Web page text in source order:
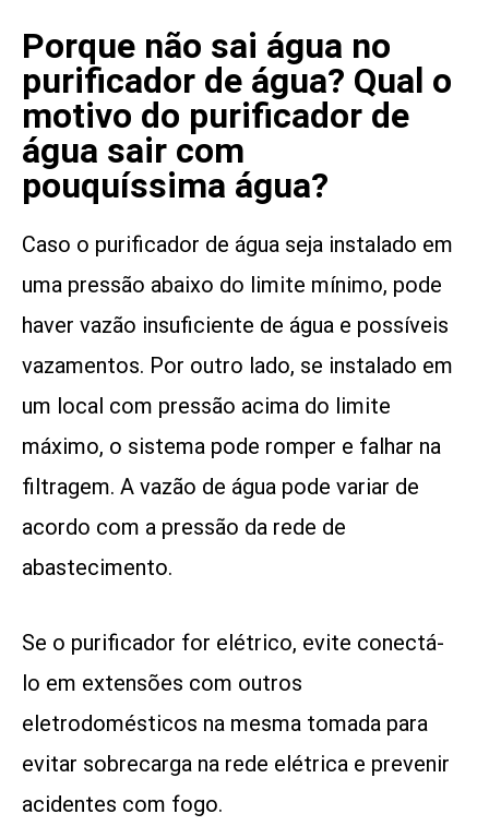
Porque não sai água no
purificador de água? Qual o
motivo do purificador de
água sair com
pouquíssima água?
Caso o purificador de água seja instalado em
uma pressão abaixo do limite mínimo, pode
haver vazão insuficiente de água e possíveis
vazamentos. Por outro lado, se instalado em
um local com pressão acima do limite
máximo, o sistema pode romper e falhar na
filtragem. A vazão de água pode variar de
acordo com a pressão da rede de
abastecimento.
Se o purificador for elétrico, evite conectá-
lo em extensões com outros
eletrodomésticos na mesma tomada para
evitar sobrecarga na rede elétrica e prevenir
acidentes com fogo.